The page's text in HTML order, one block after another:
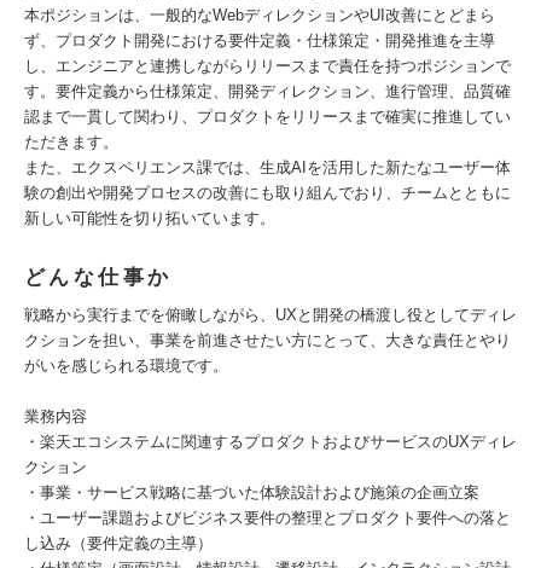
本ポジションは、一般的なWebディレクションやUI改善にとどまら
ず、プロダクト開発における要件定義・仕様策定・開発推進を主導
し、エンジニアと連携しながらリリースまで責任を持つポジションで
す。要件定義から仕様策定、開発ディレクション、進行管理、品質確
認まで一貫して関わり、プロダクトをリリースまで確実に推進してい
ただきます。
また、エクスペリエンス課では、生成AIを活用した新たなユーザー体
験の創出や開発プロセスの改善にも取り組んでおり、チームとともに
新しい可能性を切り拓いています。
どんな仕事か
戦略から実行までを俯瞰しながら、UXと開発の橋渡し役としてディレ
クションを担い、事業を前進させたい方にとって、大きな責任とやり
がいを感じられる環境です。
業務内容
・楽天エコシステムに関連するプロダクトおよびサービスのUXディレ
クション
・事業・サービス戦略に基づいた体験設計および施策の企画立案
・ユーザー課題およびビジネス要件の整理とプロダクト要件への落と
し込み（要件定義の主導）